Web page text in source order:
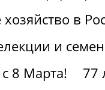
хозяйство в
и
8 Марта!
77